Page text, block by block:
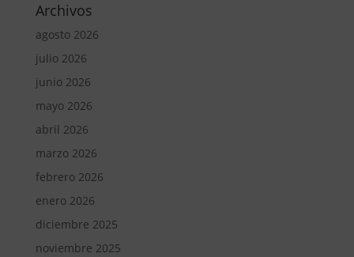
Archivos
agosto 2026
julio 2026
junio 2026
mayo 2026
abril 2026
marzo 2026
febrero 2026
enero 2026
diciembre 2025
noviembre 2025